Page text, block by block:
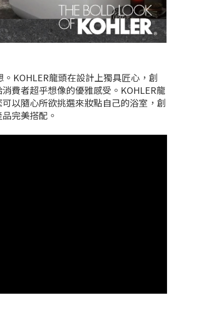
KOHLER龍頭在設計上獨具匠心，創
費者超乎想像的優雅感受。KOHLER龍
以隨心所欲挑選來妝點自己的浴室，創
完美搭配。